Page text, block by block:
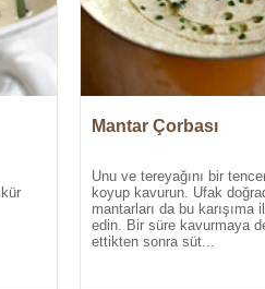
Mantar Çorbası
Unu ve tereyağını bir
koyup kavurun. Ufak
mantarları da bu karışıma
edin. Bir süre kavurmaya
ettikten sonra süt...